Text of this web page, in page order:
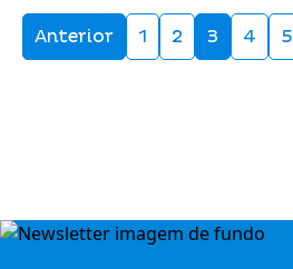
Anterior 1 2 3 4 5